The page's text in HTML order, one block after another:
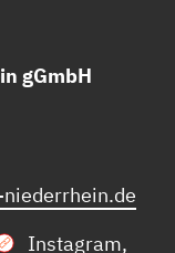
gGmbH
Instagram,